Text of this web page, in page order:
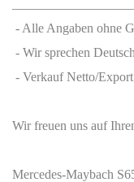
- Alle Angaben ohne
- Wir sprechen
- Verkauf Netto/
Wir freuen uns auf
Mercedes-Maybach